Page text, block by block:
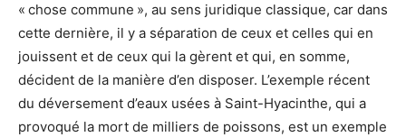
« chose commune », au sens juridique classique, car dans
cette dernière, il y a séparation de ceux et celles qui en
jouissent et de ceux qui la gèrent et qui, en somme,
décident de la manière d’en disposer. L’exemple récent
du déversement d’eaux usées à Saint-Hyacinthe, qui a
provoqué la mort de milliers de poissons, est un exemple